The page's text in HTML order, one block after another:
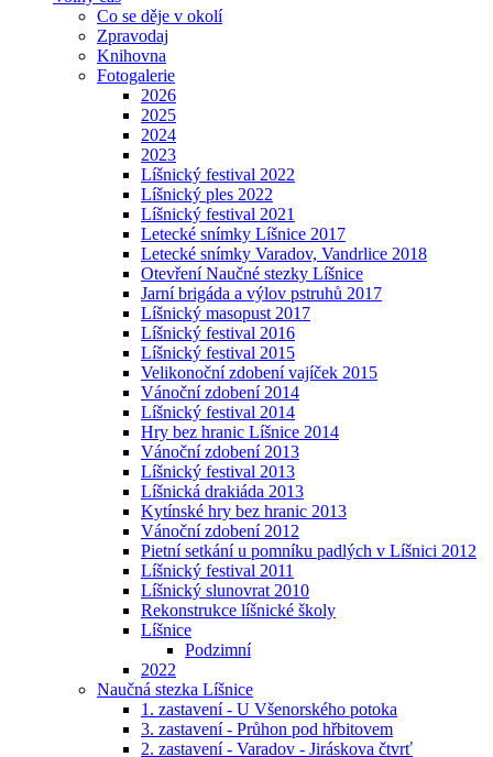
Co se děje v okolí
Zpravodaj
Knihovna
Fotogalerie
2026
2025
2024
2023
Líšnický festival 2022
Líšnický ples 2022
Líšnický festival 2021
Letecké snímky Líšnice 2017
Letecké snímky Varadov, Vandrlice 2018
Otevření Naučné stezky Líšnice
Jarní brigáda a výlov pstruhů 2017
Líšnický masopust 2017
Líšnický festival 2016
Líšnický festival 2015
Velikonoční zdobení vajíček 2015
Vánoční zdobení 2014
Líšnický festival 2014
Hry bez hranic Líšnice 2014
Vánoční zdobení 2013
Líšnický festival 2013
Líšnická drakiáda 2013
Kytínské hry bez hranic 2013
Vánoční zdobení 2012
Pietní setkání u pomníku padlých v Líšnici 2012
Líšnický festival 2011
Líšnický slunovrat 2010
Rekonstrukce líšnické školy
Líšnice
Podzimní
2022
Naučná stezka Líšnice
1. zastavení - U Všenorského potoka
3. zastavení - Průhon pod hřbitovem
2. zastavení - Varadov - Jiráskova čtvrť